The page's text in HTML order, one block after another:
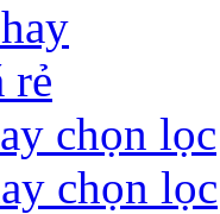
rẻ
chọn lọc
chọn lọc